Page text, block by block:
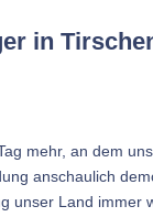
in
mehr, an dem
anschaulich
unser Land immer